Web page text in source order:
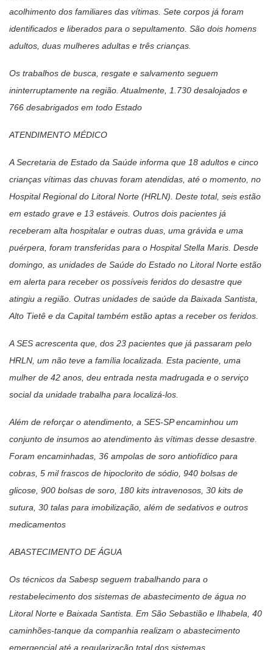
acolhimento dos familiares das vítimas. Sete corpos já foram
identificados e liberados para o sepultamento. São dois homens
adultos, duas mulheres adultas e três crianças.
Os trabalhos de busca, resgate e salvamento seguem
ininterruptamente na região. Atualmente, 1.730 desalojados e
766 desabrigados em todo Estado
ATENDIMENTO MÉDICO
A Secretaria de Estado da Saúde informa que 18 adultos e cinco
crianças vítimas das chuvas foram atendidas, até o momento, no
Hospital Regional do Litoral Norte (HRLN). Deste total, seis estão
em estado grave e 13 estáveis. Outros dois pacientes já
receberam alta hospitalar e outras duas, uma grávida e uma
puérpera, foram transferidas para o Hospital Stella Maris. Desde
domingo, as unidades de Saúde do Estado no Litoral Norte estão
em alerta para receber os possíveis feridos do desastre que
atingiu a região. Outras unidades de saúde da Baixada Santista,
Alto Tietê e da Capital também estão aptas a receber os feridos.
A SES acrescenta que, dos 23 pacientes que já passaram pelo
HRLN, um não teve a família localizada. Esta paciente, uma
mulher de 42 anos, deu entrada nesta madrugada e o serviço
social da unidade trabalha para localizá-los.
Além de reforçar o atendimento, a SES-SP encaminhou um
conjunto de insumos ao atendimento às vítimas desse desastre.
Foram encaminhadas, 36 ampolas de soro antiofídico para
cobras, 5 mil frascos de hipoclorito de sódio, 940 bolsas de
glicose, 900 bolsas de soro, 180 kits intravenosos, 30 kits de
sutura, 30 talas para imobilização, além de sedativos e outros
medicamentos
ABASTECIMENTO DE ÁGUA
Os técnicos da Sabesp seguem trabalhando para o
restabelecimento dos sistemas de abastecimento de água no
Litoral Norte e Baixada Santista. Em São Sebastião e Ilhabela, 40
caminhões-tanque da companhia realizam o abastecimento
emergencial até a regularização total dos sistemas.